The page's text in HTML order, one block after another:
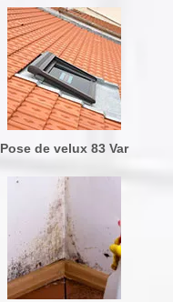
Pose de velux 83 Var